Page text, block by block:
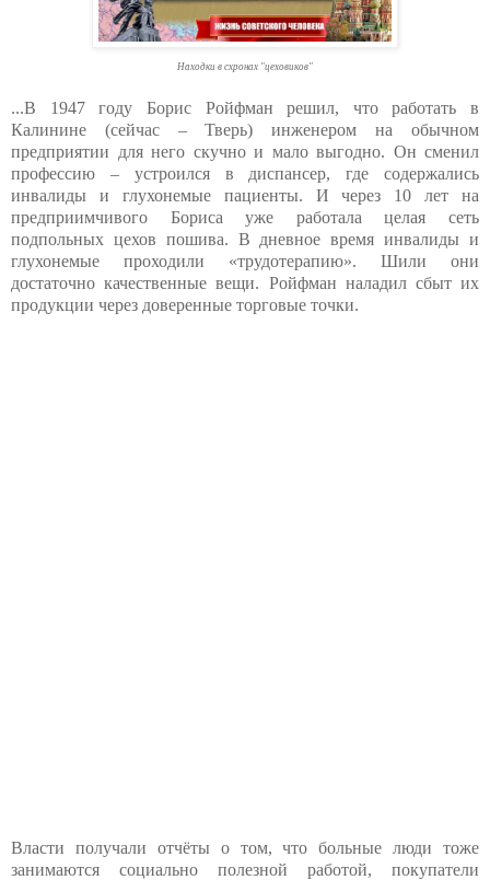
Находки в схронах "цеховиков"
...В 1947 году Борис Ройфман решил, что работать в
Калинине (сейчас – Тверь) инженером на обычном
предприятии для него скучно и мало выгодно. Он сменил
профессию – устроился в диспансер, где содержались
инвалиды и глухонемые пациенты. И через 10 лет на
предприимчивого Бориса уже работала целая сеть
подпольных цехов пошива. В дневное время инвалиды и
глухонемые проходили «трудотерапию». Шили они
достаточно качественные вещи. Ройфман наладил сбыт их
продукции через доверенные торговые точки.
Власти получали отчёты о том, что больные люди тоже
занимаются социально полезной работой, покупатели